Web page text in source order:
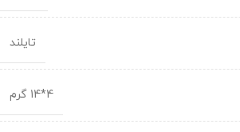
تایلند
4*14 گرم